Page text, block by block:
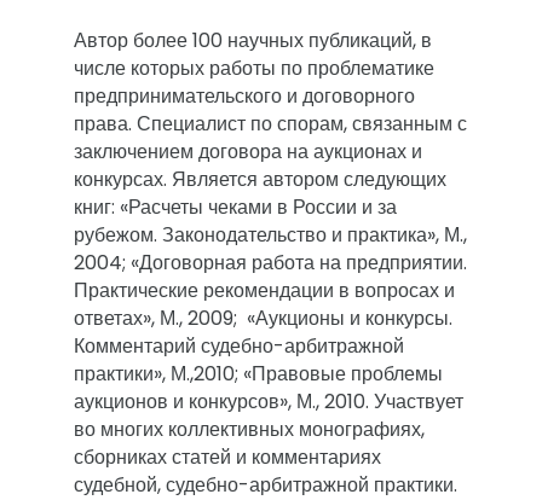
Автор более 100 научных публикаций, в
числе которых работы по проблематике
предпринимательского и договорного
права. Специалист по спорам, связанным с
заключением договора на аукционах и
конкурсах. Является автором следующих
книг: «Расчеты чеками в России и за
рубежом. Законодательство и практика», М.,
2004; «Договорная работа на предприятии.
Практические рекомендации в вопросах и
ответах», М., 2009;  «Аукционы и конкурсы.
Комментарий судебно-арбитражной
практики», М.,2010; «Правовые проблемы
аукционов и конкурсов», М., 2010. Участвует
во многих коллективных монографиях,
сборниках статей и комментариях
судебной, судебно-арбитражной практики.